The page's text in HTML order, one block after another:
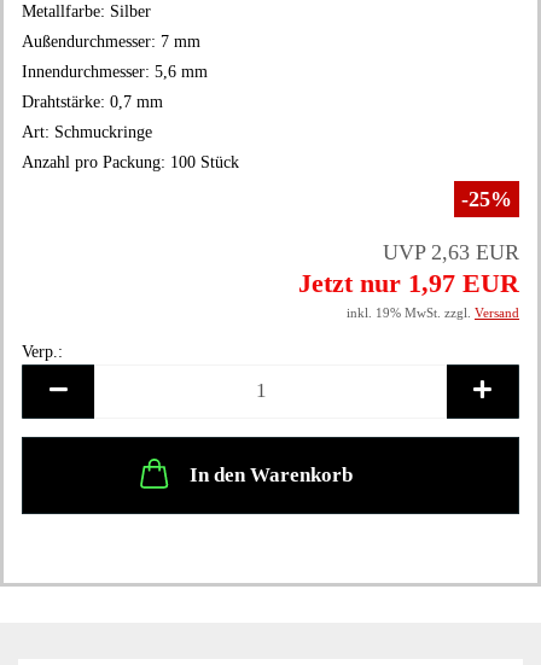
Metallfarbe: Silber
Außendurchmesser: 7 mm
Innendurchmesser: 5,6 mm
Drahtstärke: 0,7 mm
Art: Schmuckringe
Anzahl pro Packung: 100 Stück
-25%
UVP 2,63 EUR
Jetzt nur 1,97 EUR
inkl. 19% MwSt. zzgl. Versand
Verp.:
In den Warenkorb